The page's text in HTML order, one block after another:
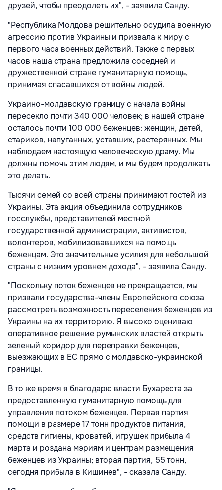
друзей, чтобы преодолеть их", - заявила Санду.
"Республика Молдова решительно осудила военную
агрессию против Украины и призвала к миру с
первого часа военных действий. Также с первых
часов наша страна предложила соседней и
дружественной стране гуманитарную помощь,
принимая спасавшихся от войны людей.
Украино-молдавскую границу с начала войны
пересекло почти 340 000 человек; в нашей стране
осталось почти 100 000 беженцев: женщин, детей,
стариков, напуганных, уставших, растерянных. Мы
наблюдаем настоящую человеческую драму. Мы
должны помочь этим людям, и мы будем продолжать
это делать.
Тысячи семей со всей страны принимают гостей из
Украины. Эта акция объединила сотрудников
госслужбы, представителей местной
государственной администрации, активистов,
волонтеров, мобилизовавшихся на помощь
беженцам. Это значительные усилия для небольшой
страны с низким уровнем дохода", - заявила Санду.
"Поскольку поток беженцев не прекращается, мы
призвали государства-члены Европейского союза
рассмотреть возможность переселения беженцев из
Украины на их территорию. Я высоко оцениваю
оперативное решение румынских властей открыть
зеленый коридор для переправки беженцев,
выезжающих в ЕС прямо с молдавско-украинской
границы.
В то же время я благодарю власти Бухареста за
предоставленную гуманитарную помощь для
управления потоком беженцев. Первая партия
помощи в размере 17 тонн продуктов питания,
средств гигиены, кроватей, игрушек прибыла 4
марта и роздана мэриям и центрам размещения
беженцев из Украины; вторая партия, 55 тонн,
сегодня прибыла в Кишинев", - сказала Санду.